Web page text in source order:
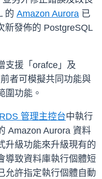
的 Amazon Aurora 已
新發佈的 PostgreSQL
支援「orafce」及
者可模擬共同功能與
圍功能。
RDS 管理主控台中執行
Amazon Aurora 資料
升級功能來升級現有的
導致資料庫執行個體短
允許指定執行個體自動